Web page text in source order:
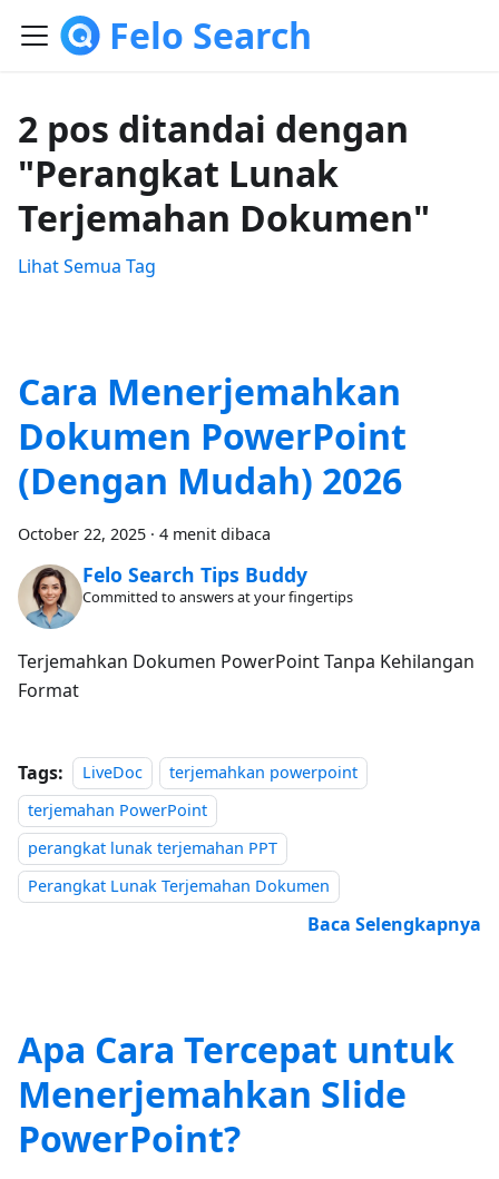
Felo Search
2 pos ditandai dengan
"Perangkat Lunak
Terjemahan Dokumen"
Lihat Semua Tag
Cara Menerjemahkan
Dokumen PowerPoint
(Dengan Mudah) 2026
October 22, 2025 · 4 menit dibaca
Felo Search Tips Buddy
Committed to answers at your fingertips
Terjemahkan Dokumen PowerPoint Tanpa Kehilangan
Format
Tags: LiveDoc
terjemahkan powerpoint
terjemahan PowerPoint
perangkat lunak terjemahan PPT
Perangkat Lunak Terjemahan Dokumen
Baca Selengkapnya
Apa Cara Tercepat untuk
Menerjemahkan Slide
PowerPoint?